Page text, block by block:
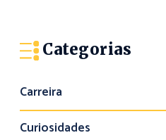
Categorias
Carreira
Curiosidades